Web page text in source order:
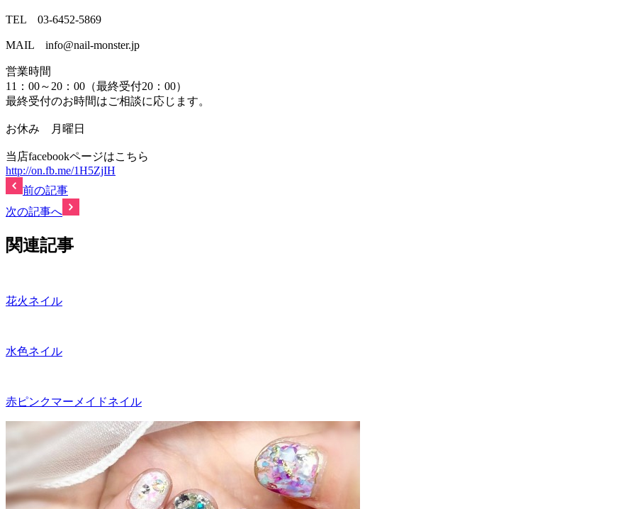
TEL 03-6452-5869
MAIL info@nail-monster.jp
営業時間
11：00～20：00（最終受付20：00）
最終受付のお時間はご相談に応じます。
お休み 月曜日
当店facebookページはこちら
http://on.fb.me/1H5ZjIH
前の記事
次の記事へ
関連記事
花火ネイル
水色ネイル
赤ピンクマーメイドネイル